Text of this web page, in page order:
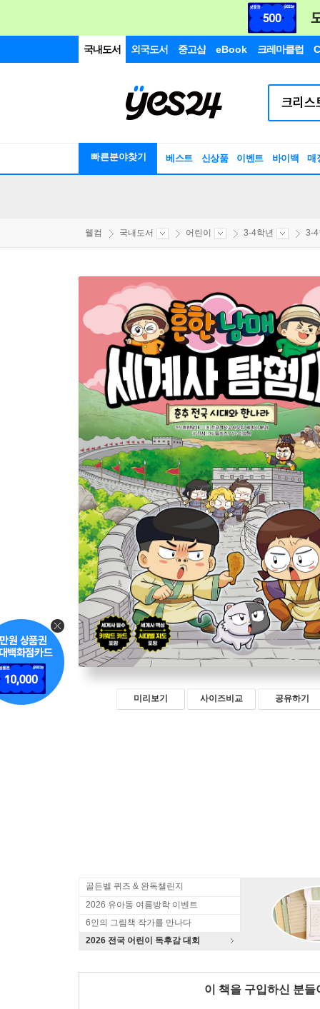
국내도서 외국도서 중고샵 eBook 크레마클럽
빠른분야찾기 베스트 신상품 이벤트 바이백 매
웰컴 국내도서 어린이 3-4학년 3-4
미리보기 사이즈비교 공유하기
골든벨 퀴즈 & 완독챌린지
2026 유아동 여름방학 이벤트
6인의 그림책 작가를 만나다
2026 전국 어린이 독후감 대회
이 책을 구입하신 분